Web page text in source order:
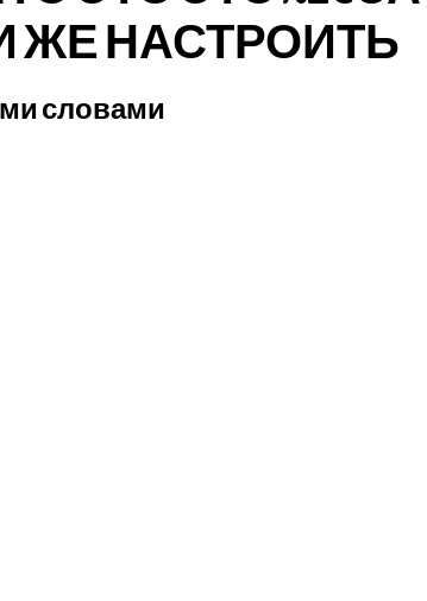
ЖЕ НАСТРОИТЬ
словами